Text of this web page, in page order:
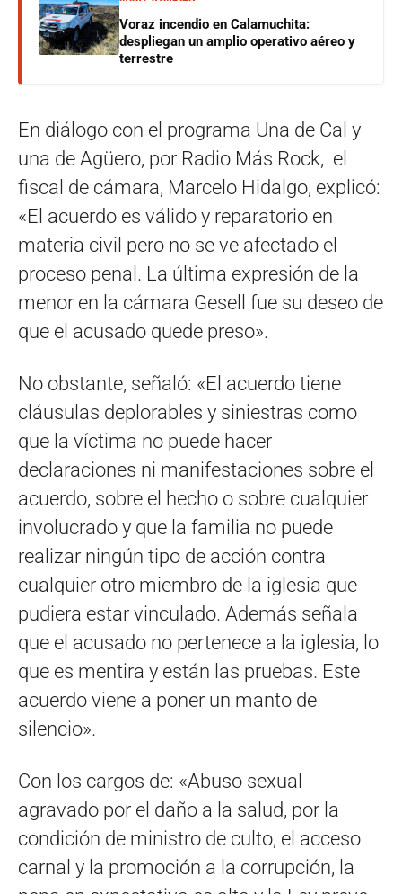
Voraz incendio en Calamuchita:
despliegan un amplio operativo aéreo y
terrestre
En diálogo con el programa Una de Cal y
una de Agüero, por Radio Más Rock, el
fiscal de cámara, Marcelo Hidalgo, explicó:
«El acuerdo es válido y reparatorio en
materia civil pero no se ve afectado el
proceso penal. La última expresión de la
menor en la cámara Gesell fue su deseo de
que el acusado quede preso».
No obstante, señaló: «El acuerdo tiene
cláusulas deplorables y siniestras como
que la víctima no puede hacer
declaraciones ni manifestaciones sobre el
acuerdo, sobre el hecho o sobre cualquier
involucrado y que la familia no puede
realizar ningún tipo de acción contra
cualquier otro miembro de la iglesia que
pudiera estar vinculado. Además señala
que el acusado no pertenece a la iglesia, lo
que es mentira y están las pruebas. Este
acuerdo viene a poner un manto de
silencio».
Con los cargos de: «Abuso sexual
agravado por el daño a la salud, por la
condición de ministro de culto, el acceso
carnal y la promoción a la corrupción, la